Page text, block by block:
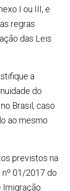
I ou III, e
regras
das Leis
a
do
Brasil, caso
ao mesmo
previstos na
01/2017 do